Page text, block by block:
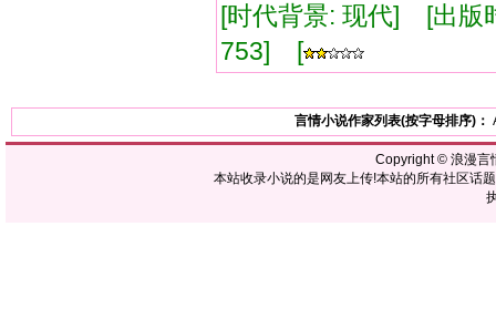
[时代背景: 现代] [出
753] [
言情小说作家列表(按字母排序)：
Copyright © 浪漫言
本站收录小说的是网友上传!本站的所有社区话